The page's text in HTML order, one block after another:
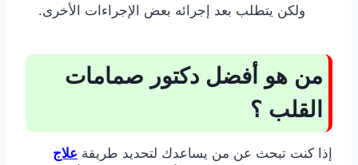
ولكن يتطلب بعد إجرائه بعض الإجراءات الأخرى.
من هو أفضل دكتور صمامات
القلب ؟
إذا كنت تبحث عن من يساعدك لتحديد طريقة علاج